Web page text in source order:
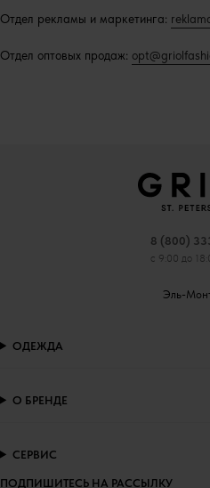
Отдел рекламы и маркетинга:
Отдел оптовых продаж:
8 (800)
с 9:00 до
Эль-
ПОДПИШИТЕСЬ НА РАССЫЛКУ
ОДЕЖДА
О БРЕНДЕ
СЕРВИС